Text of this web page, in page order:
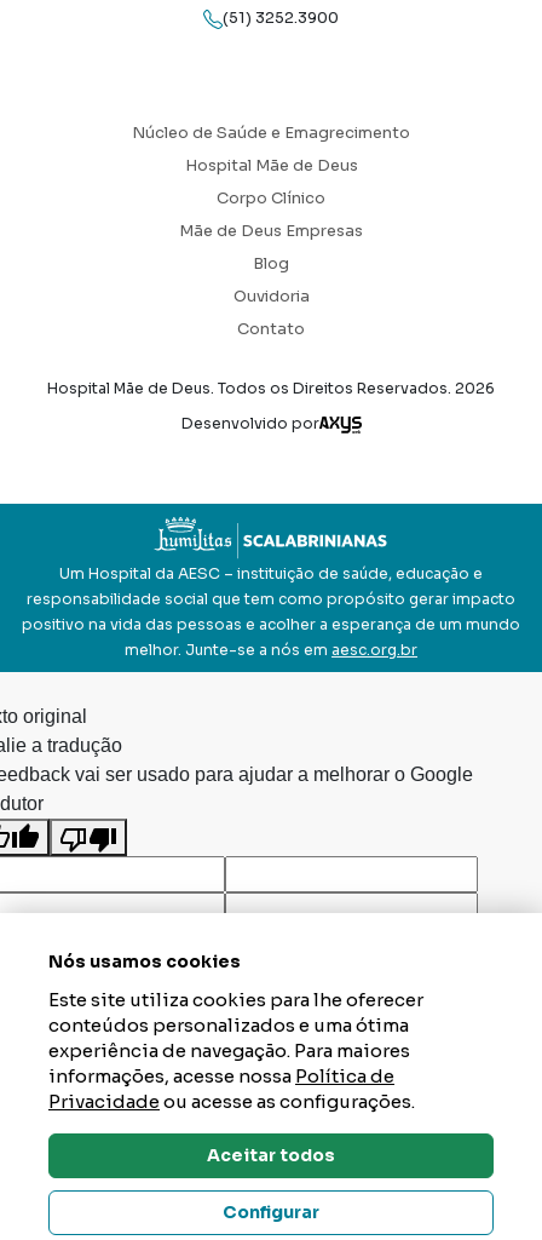
(51) 3252.3900
Núcleo de Saúde e Emagrecimento
Hospital Mãe de Deus
Corpo Clínico
Mãe de Deus Empresas
Blog
Ouvidoria
Contato
Hospital Mãe de Deus. Todos os Direitos Reservados. 2026
Desenvolvido por
Axysweb
Um Hospital da AESC – instituição de saúde, educação e
responsabilidade social que tem como propósito gerar impacto
positivo na vida das pessoas e acolher a esperança de um mundo
melhor. Junte-se a nós em aesc.org.br
Dúvidas? Tire Aqui
Nós usamos cookies
Este site utiliza cookies para lhe oferecer
conteúdos personalizados e uma ótima
experiência de navegação. Para maiores
informações, acesse nossa Política de
Privacidadeou acesse as configurações.
Aceitar todos
Configurar
original
a tradução
vai ser usado para ajudar a melhorar o Google